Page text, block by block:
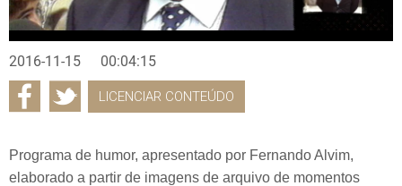
2016-11-15 00:04:15
LICENCIAR CONTEÚDO
Programa de humor, apresentado por Fernando Alvim,
elaborado a partir de imagens de arquivo de momentos